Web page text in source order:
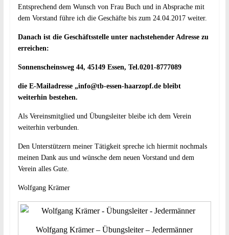
Entsprechend dem Wunsch von Frau Buch und in Absprache mit
dem Vorstand führe ich die Geschäfte bis zum 24.04.2017 weiter.
Danach ist die Geschäftsstelle unter nachstehender Adresse zu
erreichen:
Sonnenscheinsweg 44, 45149 Essen, Tel.0201-8777089
die E-Mailadresse „info@tb-essen-haarzopf.de bleibt
weiterhin bestehen.
Als Vereinsmitglied und Übungsleiter bleibe ich dem Verein
weiterhin verbunden.
Den Unterstützern meiner Tätigkeit spreche ich hiermit nochmals
meinen Dank aus und wünsche dem neuen Vorstand und dem
Verein alles Gute.
Wolfgang Krämer
Wolfgang Krämer – Übungsleiter – Jedermänner